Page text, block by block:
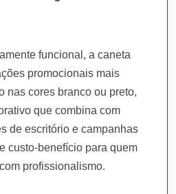
funcional, a caneta
promocionais mais
nas cores branco ou preto,
que combina com
de escritório e campanhas
custo-benefício para quem
profissionalismo.